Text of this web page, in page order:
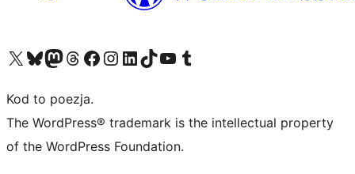
Odwiedź nasze konto X (dawniej Twitter)
Odwiedź nasze konto Bluesky
Odwiedź nasze konto na Mastodoncie
Odwiedź naszego Threadsa
Odwiedź naszego Facebooka
Odwiedź nasze konto na Instagramie
Odwiedź nasze konto na LinkedIn
Odwiedź naszego TikToka
Odwiedź nasz kanał YouTube
Odwiedź naszego Tumblra
Kod to poezja.
The WordPress® trademark is the intellectual property
of the WordPress Foundation.